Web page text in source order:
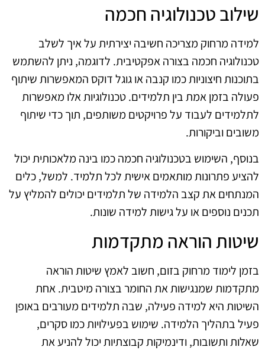
שילוב טכנולוגיה חכמה
למידה מרחוק מצריכה חשיבה יצירתית על איך לשלב
טכנולוגיה חכמה בצורה אפקטיבית. לדוגמה, ניתן להשתמש
בתוכנות חיצוניות כמו קנבה או גוגל דוקס המאפשרות שיתוף
פעולה בזמן אמת בין תלמידים. טכנולוגיות אלו מאפשרות
לתלמידים לעבוד על פרויקטים משותפים, תוך כדי שיתוף
משובים וביקורות.
בנוסף, השימוש בטכנולוגיה חכמה כמו בינה מלאכותית יכול
להציע פתרונות מותאמים אישית לכל תלמיד. למשל, כלים
המנתחים את קצב הלמידה של תלמידים יכולים להמליץ על
תכנים נוספים או על גישות למידה שונות.
שיטות הוראה מתקדמות
בזמן לימוד מרחוק בזום, חשוב לאמץ שיטות הוראה
מתקדמות שמנגישות את החומר בצורה מיטבית. אחת
השיטות היא למידה פעילה, שבה תלמידים מעורבים באופן
פעיל בתהליך הלמידה. שימוש בפעילויות כמו סקרים,
שאלות ותשובות, ודינמיקות קבוצתיות יכול להניע את